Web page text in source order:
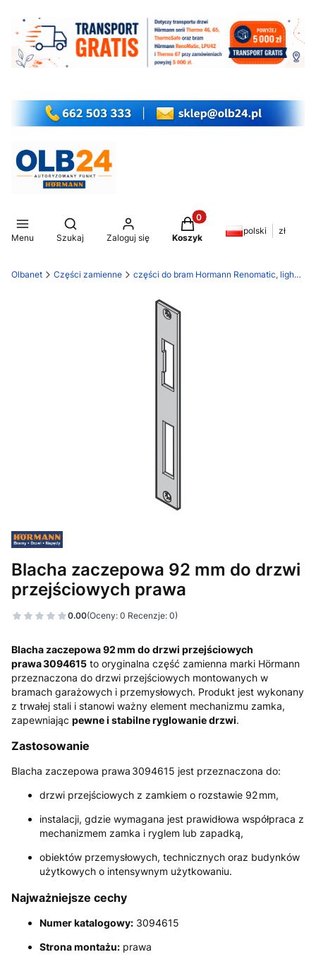
Menu
Otwórz wyszukiwarkę
Szukaj Zaloguj się
Produkty w koszyku: 0.
Koszyk
polski zł
Olbanet Części zamienne części do bram Hormann Renomatic, light EcoStar
Blacha zaczepowa 92 mm do drzwi
przejściowych prawa
0.00(Oceny: 0 Recenzje: 0)
Blacha zaczepowa 92 mm do drzwi przejściowych
prawa 3094615 to oryginalna część zamienna marki Hörmann
przeznaczona do drzwi przejściowych montowanych w
bramach garażowych i przemysłowych. Produkt jest wykonany
z trwałej stali i stanowi ważny element mechanizmu zamka,
zapewniając pewne i stabilne ryglowanie drzwi.
Zastosowanie
Blacha zaczepowa prawa 3094615 jest przeznaczona do:
drzwi przejściowych z zamkiem o rozstawie 92 mm,
instalacji, gdzie wymagana jest prawidłowa współpraca z
mechanizmem zamka i ryglem lub zapadką,
obiektów przemysłowych, technicznych oraz budynków
użytkowych o intensywnym użytkowaniu.
Najważniejsze cechy
Numer katalogowy: 3094615
Strona montażu: prawa